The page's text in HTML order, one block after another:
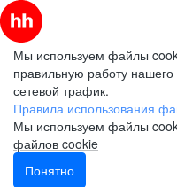
Мы используем файлы
правильную работу
сетевой трафик.
Правила использования
Мы используем файлы
файлов cookie
Понятно